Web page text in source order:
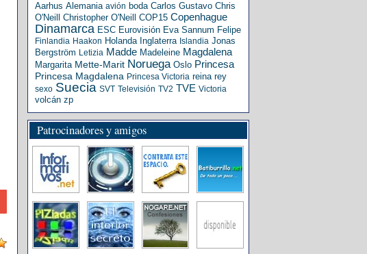
Aarhus Alemania avión boda Carlos Gustavo Chris
O'Neill
Christopher O'Neill COP15 Copenhague
Dinamarca ESC Eurovisión Eva Sannum Felipe
Finlandia Haakon Holanda Inglaterra Islandia Jonas
Bergström Letizia Madde Madeleine Magdalena
Margarita Mette-Marit Noruega Oslo Princesa
Princesa Magdalena Princesa Victoria reina rey
sexo Suecia SVT Televisión TV2 TVE Victoria
volcán zp
Patrocinadores y amigos